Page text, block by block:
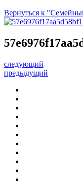
Вернуться к
следующий
предыдущий